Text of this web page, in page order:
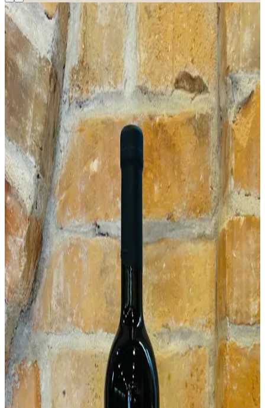
Domov Víno Biele víno> Sauvignon Blanc 2024
Sauvignon Blanc 2024
Ročník 2024
9,90 € vrátane DPH23%
Skladom
1
+
Pridať do košíka